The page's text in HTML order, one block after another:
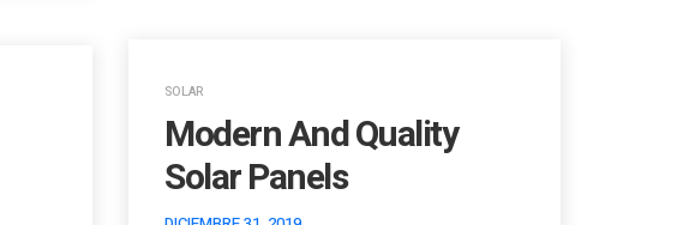
SOLAR
Modern And Quality
Solar Panels